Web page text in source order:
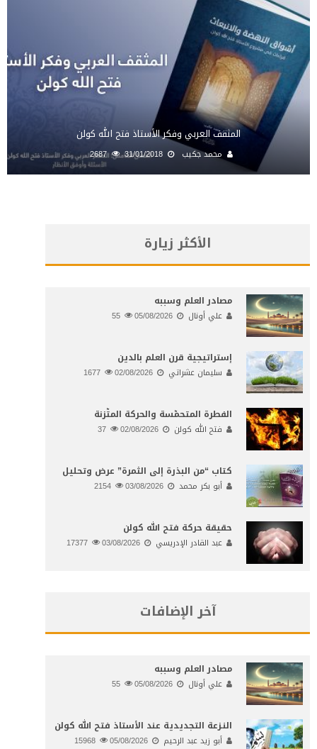
المثقف العربي وفكر الأستاذ فتح الله كولن
محمد جكيب 31/01/2018
2687
الأكثر زيارة
مصادر العلم وسببه
علي أونال 05/08/2026
إستراتيجية قرن العلم بالدين
سليمان عشراتي 02/08/2026
الفطرة المتحمّسة والحركة المتّزنة
فتح الله كولن 02/08/2026
كتاب “من البذرة إلى الثمرة” عرض وتحليل
أبو بكر محمد 03/08/2026
حقيقة حركة فتح الله كولن
عبد القادر الإدريسي 03/08/2026
آخر الإضافات
مصادر العلم وسببه
علي أونال 05/08/2026
النـزعة التجديدية عند الأستاذ فتح الله كولن
أبو زيد عبد الرحيم 05/08/2026